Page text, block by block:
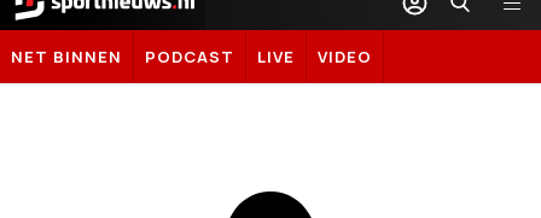
Sportnieuws.nl
NET BINNEN PODCAST LIVE VIDEO